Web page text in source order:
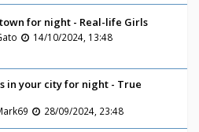
for night - Real-life Girls
14/10/2024, 13:48
in your city for night - True
28/09/2024, 23:48